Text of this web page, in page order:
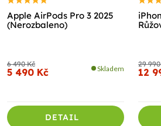
Apple AirPods Pro 3 2025
(Nerozbaleno)
6 490 Kč
5 490 Kč Skladem
DETAIL
29
12